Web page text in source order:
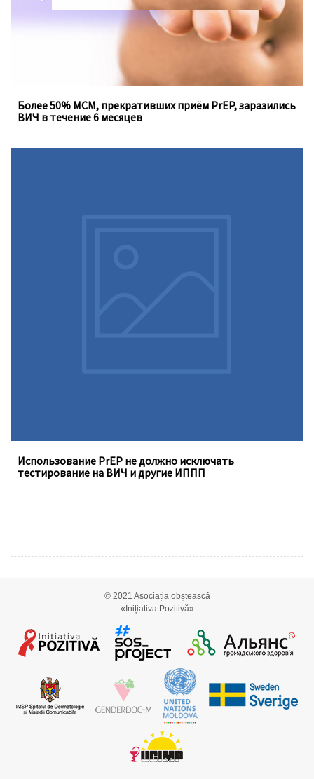
Более 50% МСМ, прекративших приём PrEP, заразились
ВИЧ в течение 6 месяцев
Использование PrEP не должно исключать
тестирование на ВИЧ и другие ИППП
© 2021 Asociația obștească
«Inițiativa Pozitivă»